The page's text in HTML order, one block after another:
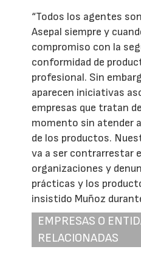
“Todos los agentes
Asepal siempre y
compromiso con la
conformidad de
profesional. Sin
aparecen iniciativas
empresas que tratan
momento sin atender
de los productos.
va a ser contrarrestar
organizaciones y
prácticas y los
insistido Muñoz
EMPRESAS O
RELACIONADAS